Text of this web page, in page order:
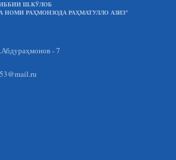
Ш.КӮЛОБ
НОМИ РАҲМОНЗОДА РАҲМАТУЛЛО АЗИЗ"
- 7